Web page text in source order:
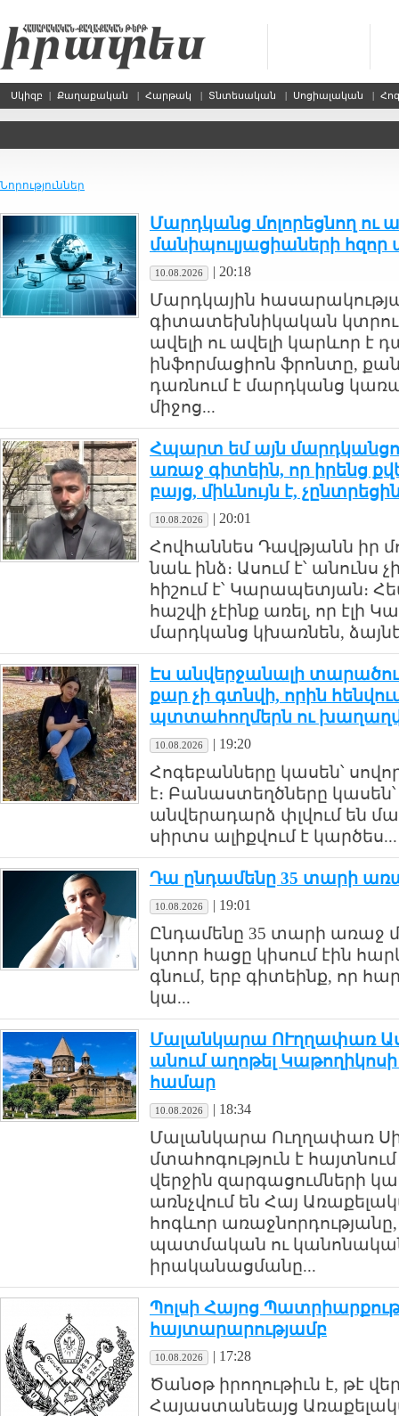
Սկիզբ | Քաղաքական | Հարթակ | Տնտեսական | Սոցիալական |
Նորություններ
Մարդկանց մոլորեցնող ու
մանիպուլյացիաների հզոր
10.08.2026 | 20:18
Մարդկային
գիտատեխնիկական
ավելի ու ավելի կարևոր է
ինֆորմացիոն ֆրոնտը,
դառնում է մարդկանց
միջոց...
Հպարտ եմ այն
առաջ գիտեին, որ իրենց
բայց, միևնույն է, չընտրեցին
10.08.2026 | 20:01
Հովհաննես Դավթյանն իր
նաև ինձ։ Ասում է՝ անունս
հիշում է՝ Կարապետյան։
հաշվի չէինք առել, որ էլի
մարդկանց կխառնեն,
Էս անվերջանալի
քար չի գտնվի, որին
պտտահողմերն ու
10.08.2026 | 19:20
Հոգեբանները կասեն՝
է։ Բանաստեղծները
անվերադարձ փլվում են
սիրտս ալիքվում է կարծես...
Դա ընդամենը 35 տարի
10.08.2026 | 19:01
Ընդամենը 35 տարի առաջ
կտոր հացը կիսում էին
գնում, երբ գիտեինք, որ
կա...
Մալանկարա ՈՒղղափառ
անում աղոթել
համար
10.08.2026 | 18:34
Մալանկարա Ուղղափառ
մտահոգություն է
վերջին զարգացումների
առնչվում են Հայ
հոգևոր
պատմական ու
իրականացմանը...
Պոլսի Հայոց
հայտարարությամբ
10.08.2026 | 17:28
Ծանօթ իրողութիւն է, թէ
Հայաստանեայց